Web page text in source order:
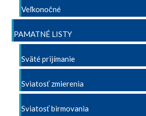
Veľkonočné
PAMATNÉ LISTY
Sväté prijímanie
Sviatosť zmierenia
Sviatosť birmovania